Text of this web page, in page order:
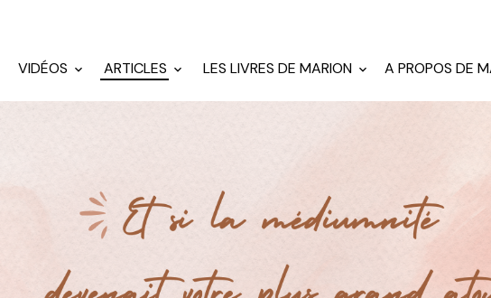
VIDÉOS ARTICLES LES LIVRES DE MARION A PROPOS DE